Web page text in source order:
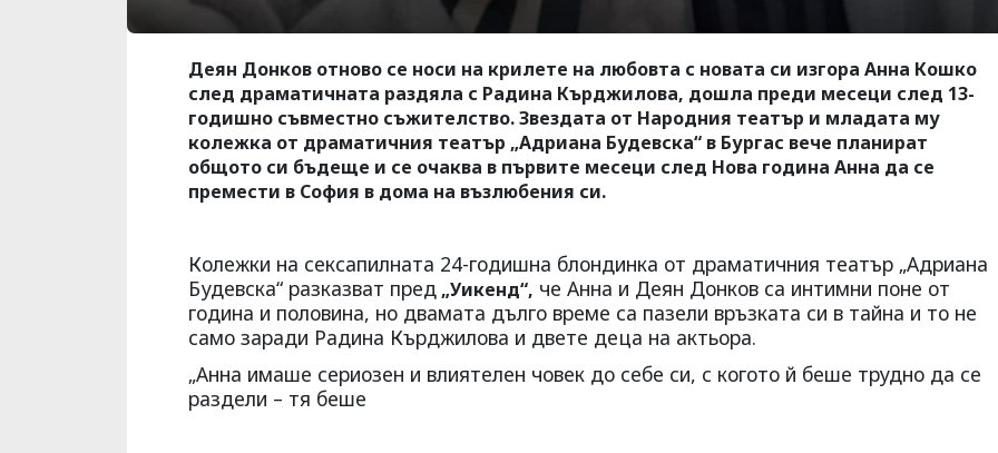
Деян Донков отново се носи на крилете на любовта с новата си изгора Анна Кошко
след драматичната раздяла с Радина Кърджилова, дошла преди месеци след 13-
годишно съвместно съжителство. Звездата от Народния театър и младата му
колежка от драматичния театър „Адриана Будевска“ в Бургас вече планират
общото си бъдеще и се очаква в първите месеци след Нова година Анна да се
премести в София в дома на възлюбения си.
Колежки на сексапилната 24-годишна блондинка от драматичния театър „Адриана
Будевска“ разказват пред„Уикенд“, че Анна и Деян Донков са интимни поне от
година и половина, но двамата дълго време са пазели връзката си в тайна и то не
само заради Радина Кърджилова и двете деца на актьора.
„Анна имаше сериозен и влиятелен човек до себе си, с когото й беше трудно да се
раздели – тя беше